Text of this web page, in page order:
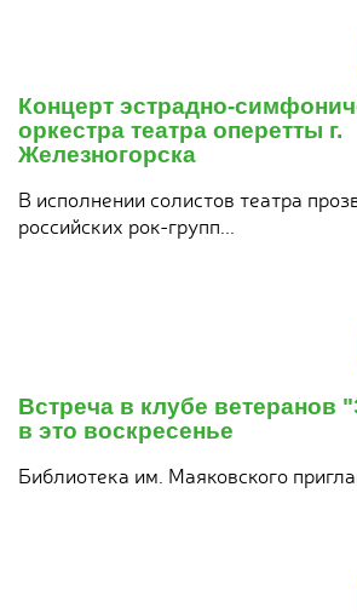
Концерт эстрадно-
оркестра театра оперетты г.
Железногорска
В исполнении солистов театра
российских рок-групп...
Встреча в клубе ветеранов
в это воскресенье
Библиотека им. Маяковского